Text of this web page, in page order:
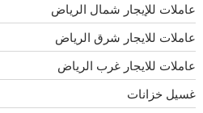
عاملات للإيجار شمال الرياض
عاملات للايجار شرق الرياض
عاملات للايجار غرب الرياض
غسيل خزانات